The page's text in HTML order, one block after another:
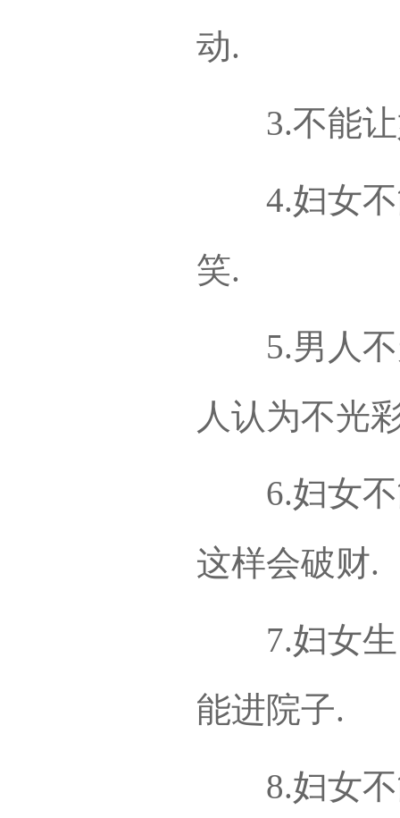
动.
3.不能让
4.妇女不
笑.
5.男人不
人认为不光
6.妇女不
这样会破财.
7.妇女生
能进院子.
8.妇女不